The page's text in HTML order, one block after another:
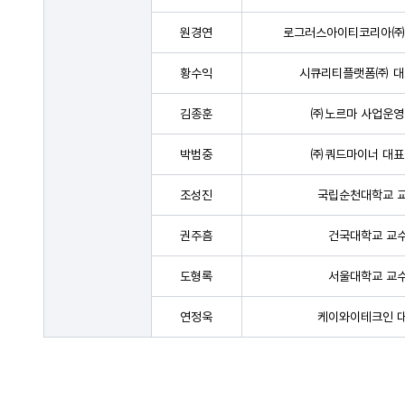
원경연 로그러스아이티코리아
황수익 시큐리티플랫폼㈜
김종훈 ㈜노르마 사업운
박범중 ㈜쿼드마이너 대
조성진 국립순천대학교
권주흠 건국대학교 교
도형록 서울대학교 교
연정욱 케이와이테크인